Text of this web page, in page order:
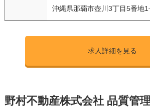
沖縄県那覇市壺川3丁目5番地1
求人詳細を見る
野村不動産株式会社 品質管